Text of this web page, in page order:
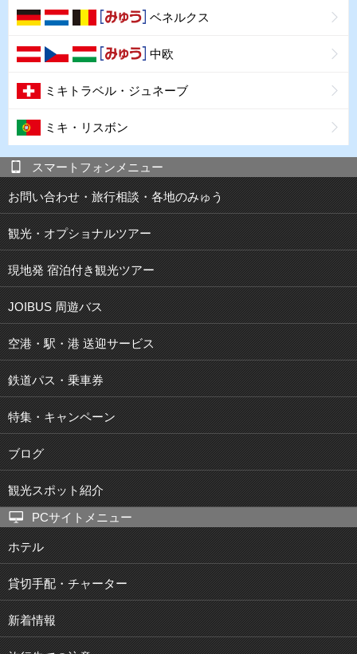
ベネルクス
中欧
ミキトラベル・ジュネーブ
ミキ・リスボン
スマートフォンメニュー
お問い合わせ・旅行相談・各地のみゅう
観光・オプショナルツアー
現地発 宿泊付き観光ツアー
JOIBUS 周遊バス
空港・駅・港 送迎サービス
鉄道パス・乗車券
特集・キャンペーン
ブログ
観光スポット紹介
PCサイトメニュー
ホテル
貸切手配・チャーター
新着情報